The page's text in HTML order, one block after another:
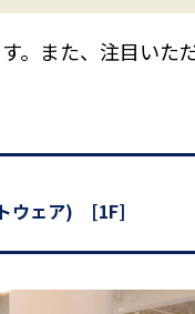
。また、注目いた
ウェア) [1F]